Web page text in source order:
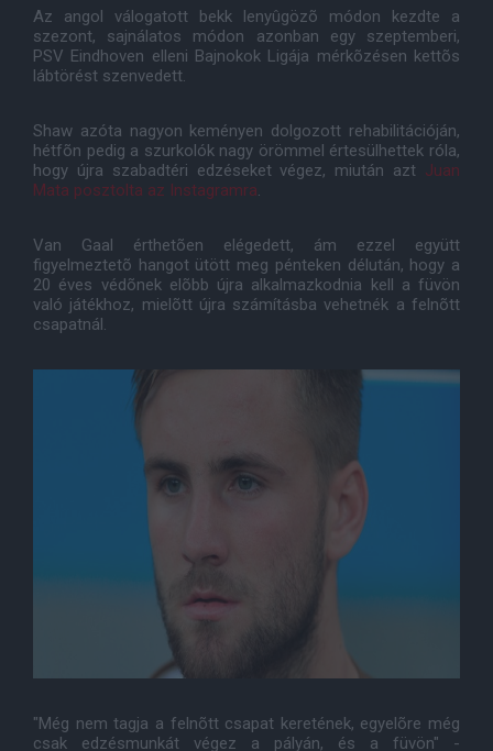
Az angol válogatott bekk lenyûgözõ módon kezdte a
szezont, sajnálatos módon azonban egy szeptemberi,
PSV Eindhoven elleni Bajnokok Ligája mérkõzésen kettõs
lábtörést szenvedett.
Shaw azóta nagyon keményen dolgozott rehabilitációján,
hétfõn pedig a szurkolók nagy örömmel értesülhettek róla,
hogy újra szabadtéri edzéseket végez, miután azt Juan
Mata posztolta az Instagramra.
Van Gaal érthetõen elégedett, ám ezzel együtt
figyelmeztetõ hangot ütött meg pénteken délután, hogy a
20 éves védõnek elõbb újra alkalmazkodnia kell a füvön
való játékhoz, mielõtt újra számításba vehetnék a felnõtt
csapatnál.
"Még nem tagja a felnõtt csapat keretének, egyelõre még
csak edzésmunkát végez a pályán, és a füvön" -